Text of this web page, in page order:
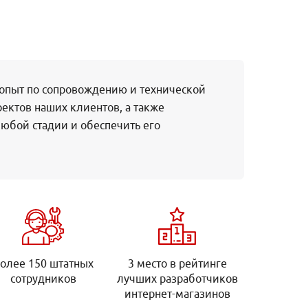
по сопровождению и технической
наших клиентов, а также
стадии и обеспечить его
150 штатных
сотрудников
3 место в рейтинге
лучших разработчиков
интернет-магазинов